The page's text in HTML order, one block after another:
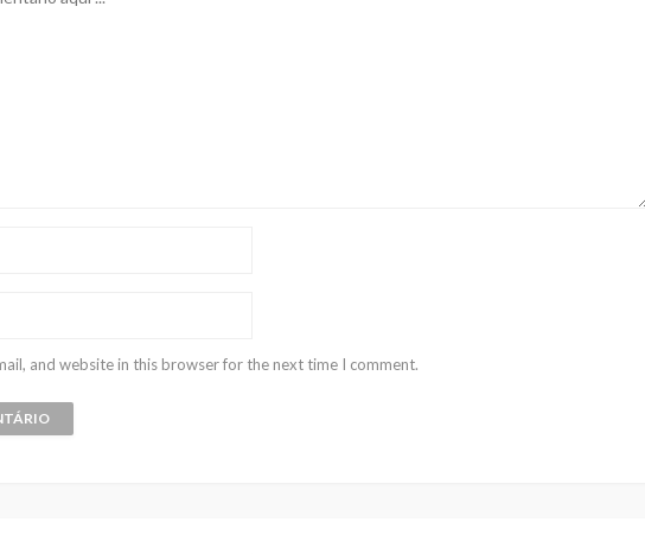
and website in this browser for the next time I comment.